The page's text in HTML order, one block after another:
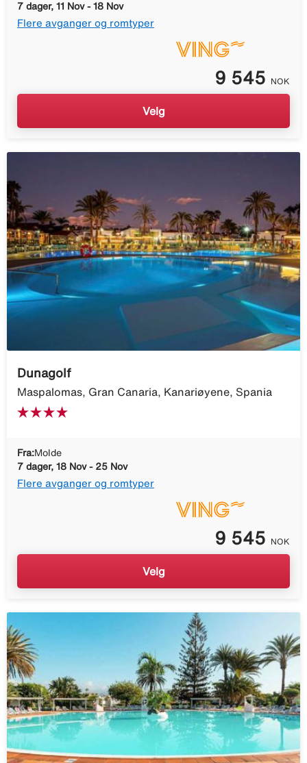
7 dager, 11 Nov - 18 Nov
Flere avganger og romtyper
9 545 NOK
Velg
Dunagolf
Maspalomas, Gran Canaria, Kanariøyene, Spania
Fra:Molde
7 dager, 18 Nov - 25 Nov
Flere avganger og romtyper
9 545 NOK
Velg